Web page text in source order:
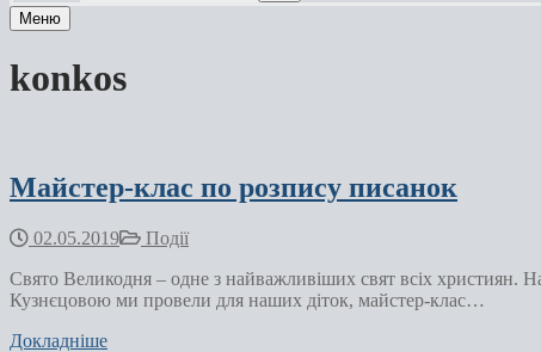
Меню
konkos
Майстер-клас по розпису писанок
02.05.2019
Події
Свято Великодня – одне з найважливіших свят всіх
Кузнєцовою ми провели для наших діток, майстер-клас…
Докладніше